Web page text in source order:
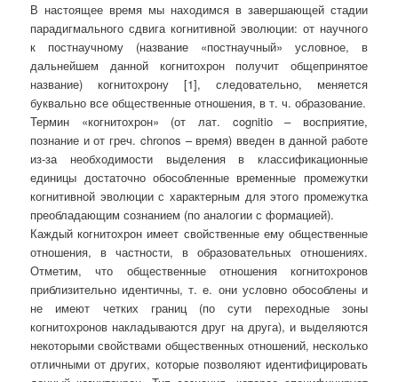
В настоящее время мы находимся в завершающей стадии
парадигмального сдвига когнитивной эволюции: от научного
к постнаучному (название «постнаучный» условное, в
дальнейшем данной когнитохрон получит общепринятое
название) когнитохрону [1], следовательно, меняется
буквально все общественные отношения, в т. ч. образование.
Термин «когнитохрон» (от лат. cognitio – восприятие,
познание и от греч. chronos – время) введен в данной работе
из-за необходимости выделения в классификационные
единицы достаточно обособленные временные промежутки
когнитивной эволюции с характерным для этого промежутка
преобладающим сознанием (по аналогии с формацией).
Каждый когнитохрон имеет свойственные ему общественные
отношения, в частности, в образовательных отношениях.
Отметим, что общественные отношения когнитохронов
приблизительно идентичны, т. е. они условно обособлены и
не имеют четких границ (по сути переходные зоны
когнитохронов накладываются друг на друга), и выделяются
некоторыми свойствами общественных отношений, несколько
отличными от других, которые позволяют идентифицировать